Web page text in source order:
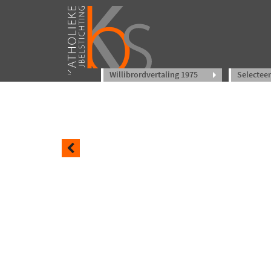
Willibrordvertaling 1975 Selecteer